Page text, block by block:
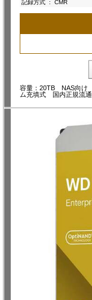
記録方式 : CMR
容量：20TB NAS向
ム充填式 国内正規流